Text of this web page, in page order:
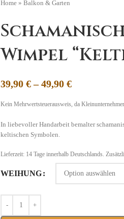
Home »Balkon & Garten
Wimpel
39,90€–49,90€
Kein Mehrwertsteuerausweis, da
In liebevoller Handarbeit bemalter
keltischen Symbolen.
Lieferzeit: 14 Tage innerhalb Deutschlands.
WEIHUNG